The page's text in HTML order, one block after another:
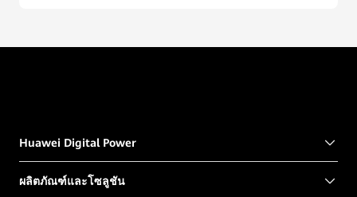
Huawei Digital Power
ผลิตภัณฑ์และโซลูชัน